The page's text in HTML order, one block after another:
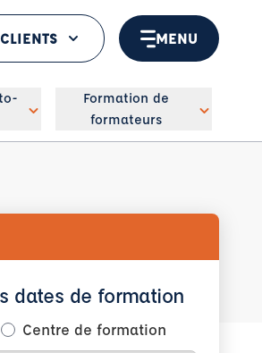
MENU
Formation de
formateurs
dates de formation
Centre de formation